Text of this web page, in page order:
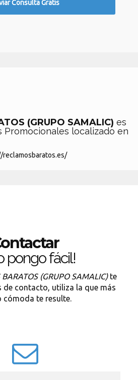
(GRUPO SAMALIC) es
Promocionales localizado en
reclamosbaratos.es/
pongo fácil!
BARATOS (GRUPO SAMALIC)te
de contacto, utiliza la que más
cómoda te resulte.